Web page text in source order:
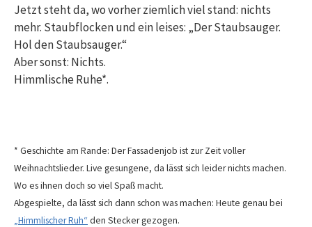
Jetzt steht da, wo vorher ziemlich viel stand: nichts
mehr. Staubflocken und ein leises: „Der Staubsauger.
Hol den Staubsauger.“
Aber sonst: Nichts.
Himmlische Ruhe*.
* Geschichte am Rande: Der Fassadenjob ist zur Zeit voller
Weihnachtslieder. Live gesungene, da lässt sich leider nichts machen.
Wo es ihnen doch so viel Spaß macht.
Abgespielte, da lässt sich dann schon was machen: Heute genau bei
„Himmlischer Ruh“ den Stecker gezogen.